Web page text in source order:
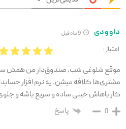
داوودی 9 ماه قبل
امتیاز :
موقع شلوغی شب، صندوق‌دار من همش
مشتری‌ها کلافه میشن. یه نرم افزار
کار باهاش خیلی ساده و سریع باشه و
0 پاسخ